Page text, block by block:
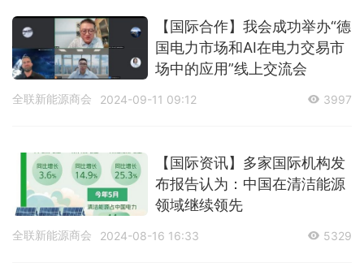
【国际合作】我会成功举办“德
国电力市场和AI在电力交易市
场中的应用”线上交流会
全联新能源商会 2024-09-11 09:12 3997
【国际资讯】多家国际机构发
布报告认为：中国在清洁能源
领域继续领先
全联新能源商会 2024-08-16 16:33 5329